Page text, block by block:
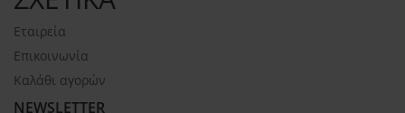
Εταιρεία
Επικοινωνία
Καλάθι αγορών
NEWSLETTER